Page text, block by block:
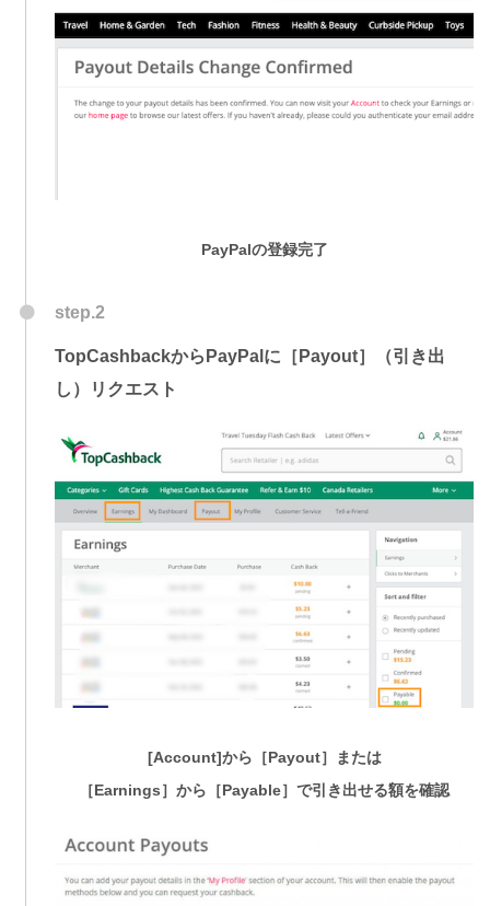
PayPalの登録完了
step.2
TopCashbackからPayPalに［Payout］（引き出
し）リクエスト
[Account]から［Payout］または
［Earnings］から［Payable］で引き出せる額を確認